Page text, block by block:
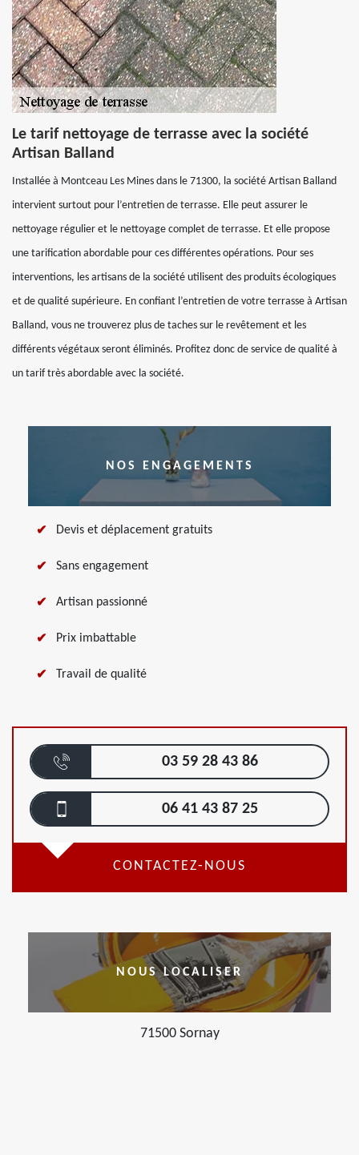
Le tarif nettoyage de terrasse avec la société
Artisan Balland
Installée à Montceau Les Mines dans le 71300, la société Artisan Balland
intervient surtout pour l’entretien de terrasse. Elle peut assurer le
nettoyage régulier et le nettoyage complet de terrasse. Et elle propose
une tarification abordable pour ces différentes opérations. Pour ses
interventions, les artisans de la société utilisent des produits écologiques
et de qualité supérieure. En confiant l’entretien de votre terrasse à Artisan
Balland, vous ne trouverez plus de taches sur le revêtement et les
différents végétaux seront éliminés. Profitez donc de service de qualité à
un tarif très abordable avec la société.
NOS ENGAGEMENTS
Devis et déplacement gratuits
Sans engagement
Artisan passionné
Prix imbattable
Travail de qualité
03 59 28 43 86
06 41 43 87 25
CONTACTEZ-NOUS
NOUS LOCALISER
71500 Sornay